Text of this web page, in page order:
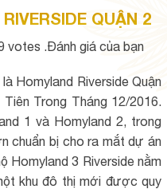
QUẬN 2
votes .Đánh giá của bạn
Homyland Riverside Quận
Trong Tháng 12/2016.
1 và Homyland 2, trong
chuẩn bị cho ra mắt dự án
Homyland 3 Riverside nằm
khu đô thị mới được quy